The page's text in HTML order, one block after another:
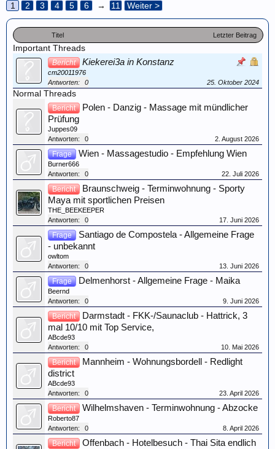
1
2 3 4 5 6 → 11 Weiter >
Titel Letzter Beitrag
Important Threads
Bericht Kiekerei3a in Konstanz
cm20011976
Antworten:
0 25. Oktober 2024
Normal Threads
Bericht
Polen - Danzig - Massage mit mündlicher
Prüfung
Juppes09
Antworten:
0 2. August 2026
Frage Wien - Massagestudio - Empfehlung Wien
Burner666
Antworten:
0 22. Juli 2026
Bericht
Braunschweig - Terminwohnung - Sporty
Maya mit sportlichen Preisen
THE_BEEKEEPER
Antworten:
0 17. Juni 2026
Frage
Santiago de Compostela - Allgemeine Frage
- unbekannt
owltom
Antworten:
0 13. Juni 2026
Frage Delmenhorst - Allgemeine Frage - Maika
Beernd
Antworten:
0 9. Juni 2026
Bericht
Darmstadt - FKK-/Saunaclub - Hattrick, 3
mal 10/10 mit Top Service,
ABcde93
Antworten:
0 10. Mai 2026
Bericht
Mannheim - Wohnungsbordell - Redlight
district
ABcde93
Antworten:
0 23. April 2026
Bericht Wilhelmshaven - Terminwohnung - Abzocke
Roberto87
Antworten:
0 8. April 2026
Bericht
Offenbach - Hotelbesuch - Thai Sita endlich